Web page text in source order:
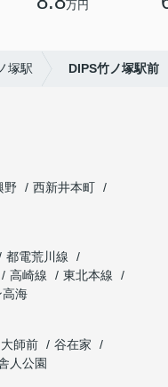
万円
塚駅 DIPS竹ノ塚駅前
野
西新井本町
都電荒川線
高崎線
東北本線
高海
大師前
谷在家
人公園